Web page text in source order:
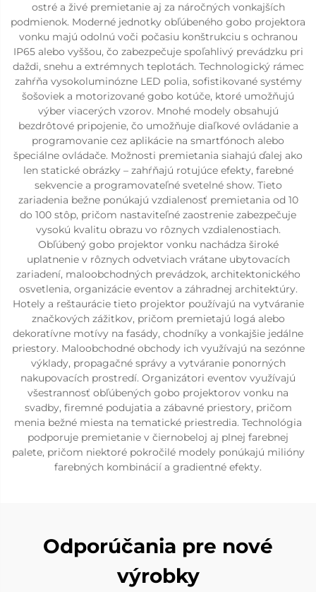
ostré a živé premietanie aj za náročných vonkajších
podmienok. Moderné jednotky obľúbeného gobo projektora
vonku majú odolnú voči počasiu konštrukciu s ochranou
IP65 alebo vyššou, čo zabezpečuje spoľahlivý prevádzku pri
daždi, snehu a extrémnych teplotách. Technologický rámec
zahŕňa vysokoluminózne LED polia, sofistikované systémy
šošoviek a motorizované gobo kotúče, ktoré umožňujú
výber viacerých vzorov. Mnohé modely obsahujú
bezdrôtové pripojenie, čo umožňuje diaľkové ovládanie a
programovanie cez aplikácie na smartfónoch alebo
špeciálne ovládače. Možnosti premietania siahajú ďalej ako
len statické obrázky – zahŕňajú rotujúce efekty, farebné
sekvencie a programovateľné svetelné show. Tieto
zariadenia bežne ponúkajú vzdialenosť premietania od 10
do 100 stôp, pričom nastaviteľné zaostrenie zabezpečuje
vysokú kvalitu obrazu vo rôznych vzdialenostiach.
Obľúbený gobo projektor vonku nachádza široké
uplatnenie v rôznych odvetviach vrátane ubytovacích
zariadení, maloobchodných prevádzok, architektonického
osvetlenia, organizácie eventov a záhradnej architektúry.
Hotely a reštaurácie tieto projektor používajú na vytváranie
značkových zážitkov, pričom premietajú logá alebo
dekoratívne motívy na fasády, chodníky a vonkajšie jedálne
priestory. Maloobchodné obchody ich využívajú na sezónne
výklady, propagačné správy a vytváranie ponorných
nakupovacích prostredí. Organizátori eventov využívajú
všestrannosť obľúbených gobo projektorov vonku na
svadby, firemné podujatia a zábavné priestory, pričom
menia bežné miesta na tematické priestredia. Technológia
podporuje premietanie v čiernobeloj aj plnej farebnej
palete, pričom niektoré pokročilé modely ponúkajú milióny
farebných kombinácií a gradientné efekty.
Odporúčania pre nové
výrobky